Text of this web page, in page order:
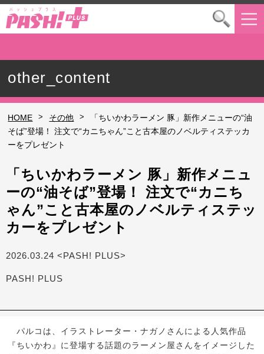
other_content
HOME > その他 >
「ちいかわラーメン 豚」新作メニューの“油
そば”登場！ 注文で“カニちゃん”こと古本屋のノベルティステッカ
ーをプレゼント
「ちいかわラーメン 豚」新作メニュ
ーの“油そば”登場！ 注文で“カニち
ゃん”こと古本屋のノベルティステッ
カーをプレゼント
2026.03.24 <PASH! PLUS>
PASH! PLUS
パルコは、イラストレーター・ナガノさんによる人気作品
『ちいかわ』に登場する話題のラーメン屋さんをイメージした